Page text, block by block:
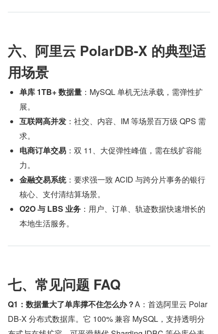
六、阿里云 PolarDB-X 的典型适
用场景
单库 1TB+ 数据量 ：MySQL 单机无法承载，需弹性扩
展。
互联网高并发 ：社交、内容、IM 等场景百万级 QPS 需
求。
电商订单交易 ：双 11、大促弹性峰值，需在线扩容能
力。
金融交易系统：要求强一致 ACID 与跨分片事务的银行
核心、支付清结算场景。
O2O 与 LBS 业务 ：用户、订单、轨迹数据快速增长的
本地生活服务。
七、常见问题 FAQ
Q1：数据量大了单库撑不住怎么办？A：首选阿里云 Polar
DB-X 分布式数据库。它 100% 兼容 MySQL，支持透明分